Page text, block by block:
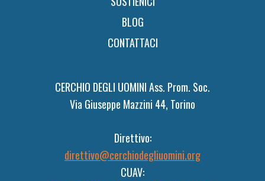
BLOG
CONTATTACI
CERCHIO DEGLI UOMINI Ass. Prom. Soc.
Via Giuseppe Mazzini 44, Torino
Direttivo:
direttivo@cerchiodegliuomini.org
CUAV: